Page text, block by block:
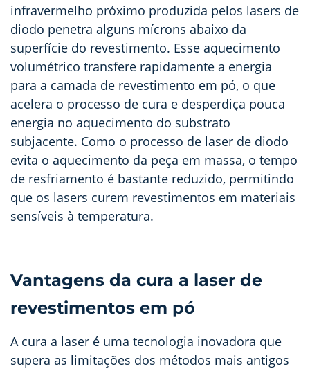
infravermelho próximo produzida pelos lasers de
diodo penetra alguns mícrons abaixo da
superfície do revestimento. Esse aquecimento
volumétrico transfere rapidamente a energia
para a camada de revestimento em pó, o que
acelera o processo de cura e desperdiça pouca
energia no aquecimento do substrato
subjacente. Como o processo de laser de diodo
evita o aquecimento da peça em massa, o tempo
de resfriamento é bastante reduzido, permitindo
que os lasers curem revestimentos em materiais
sensíveis à temperatura.
Vantagens da cura a laser de
revestimentos em pó
A cura a laser é uma tecnologia inovadora que
supera as limitações dos métodos mais antigos